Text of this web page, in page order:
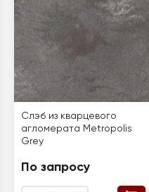
Слэб из кварцевого
агломерата Metropolis
Grey
По запросу